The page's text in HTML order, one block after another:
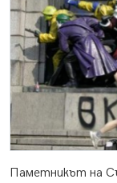
Паметникът на